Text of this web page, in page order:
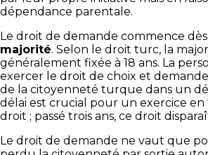
dépendance parentale.
Le droit de demande commence
majorité. Selon le droit turc, la
généralement fixée à 18 ans. La
exercer le droit de choix et
de la citoyenneté turque dans un
délai est crucial pour un exercice
droit ; passé trois ans, ce droit
Le droit de demande ne vaut que